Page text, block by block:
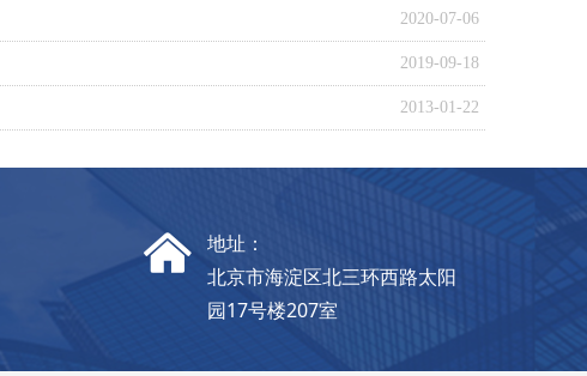
2020-07-06
2019-09-18
2013-01-22
낀 地址：
北京市海淀区北三环西路太阳
园17号楼207室